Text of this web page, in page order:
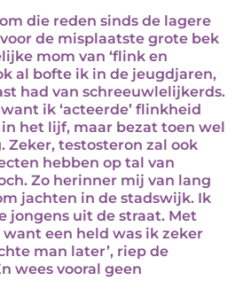
die reden sinds de lagere
de misplaatste grote bek
mom van ‘flink en
al bofte ik in de jeugdjaren,
had van schreeuwlelijkerds.
ik ‘acteerde’ flinkheid
het lijf, maar bezat toen wel
Zeker, testosteron zal ook
hebben op tal van
Zo herinner mij van lang
jachten in de stadswijk. Ik
jongens uit de straat. Met
een held was ik zeker
man later’, riep de
wees vooral geen